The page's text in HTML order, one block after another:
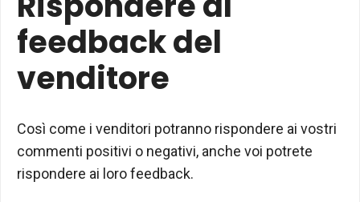
feedback del
venditore
Così come i venditori potranno rispondere ai vostri
commenti positivi o negativi, anche voi potrete
rispondere ai loro feedback.